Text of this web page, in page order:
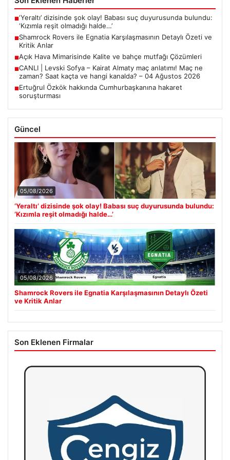
■‘Yeraltı’ dizisinde şok olay! Babası suç duyurusunda bulundu:
‘Kızımla reşit olmadığı halde…’
■Shamrock Rovers ile Egnatia Karşılaşmasının Detaylı Özeti ve
Kritik Anlar
■Açık Hava Mimarisinde Kalite ve bahçe mutfağı Çözümleri
■CANLI | Levski Sofya – Kairat Almaty maç anlatımı! Maç ne
zaman? Saat kaçta ve hangi kanalda? – 04 Ağustos 2026
■Ertuğrul Özkök hakkında Cumhurbaşkanına hakaret
soruşturması
Güncel
05/08/2026
‘Yeraltı’ dizisinde şok olay! Babası suç duyurusunda bulundu:
‘Kızımla reşit olmadığı halde…’
05/08/2026
Shamrock Rovers ile Egnatia Karşılaşmasının Detaylı Özeti
ve Kritik Anlar
Son Eklenen Firmalar